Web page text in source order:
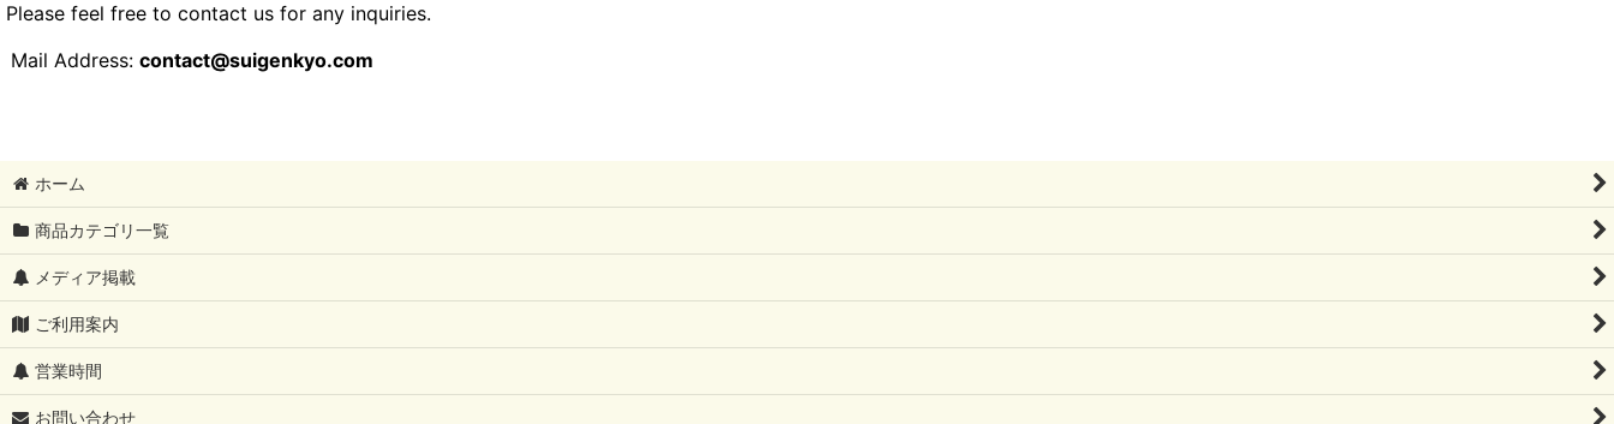
Please feel free to contact us for any inquiries.
Mail Address: contact@suigenkyo.com
ホーム
商品カテゴリ一覧
メディア掲載
ご利用案内
営業時間
お問い合わせ